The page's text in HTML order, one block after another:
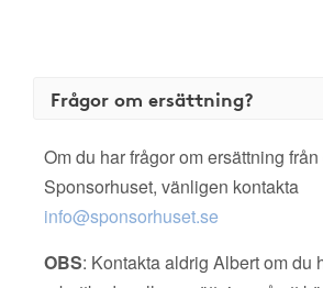
Frågor om ersättning?
Om du har frågor om ersättning
Sponsorhuset, vänligen kontakta
info@sponsorhuset.se
OBS: Kontakta aldrig Albert om du